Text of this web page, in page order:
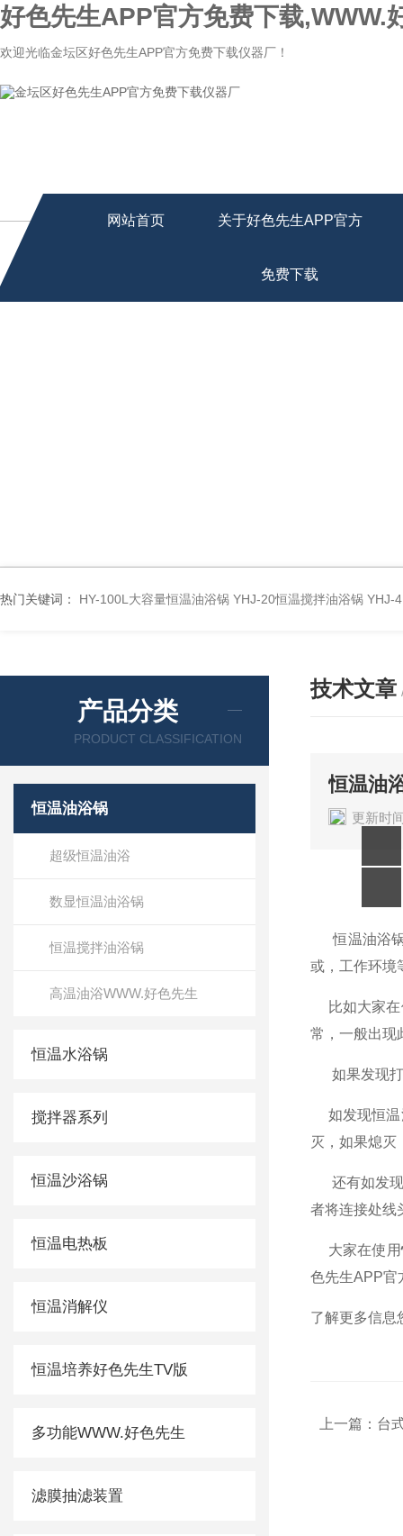
好色先生APP官方免费下载,WWW.
欢迎光临金坛区好色先生APP官方免费下载仪器厂！
网站首页 关于好色先生APP官方
免费下载
热门关键词： HY-100L大容量恒温油浴锅 YHJ-20恒温搅拌油浴锅 YHJ-
产品分类
PRODUCT CLASSIFICATION
恒温油浴锅
超级恒温油浴
数显恒温油浴锅
恒温搅拌油浴锅
高温油浴WWW.好色先生
恒温水浴锅
搅拌器系列
恒温沙浴锅
恒温电热板
恒温消解仪
恒温培养好色先生TV版
多功能WWW.好色先生
滤膜抽滤装置
技术文章
恒温油
更新时
恒温油浴
或，工作环
比如大家在
常，一般出
如果发现打开
如发现恒温
灭，如果熄
还有如发现使
者将连接处线头
大家在使用
色先生APP官
了解更多信息
上一篇： 台